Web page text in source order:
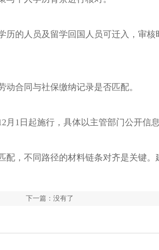
的人员及留学回国人员可迁入，审核
合同与社保缴纳记录是否匹配。
1日起施行，具体以主管部门公开信
，不同路径的材料链条对齐是关键。
下一篇：没有了